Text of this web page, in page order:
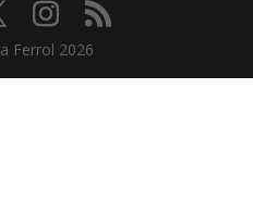
Ferrol 2026